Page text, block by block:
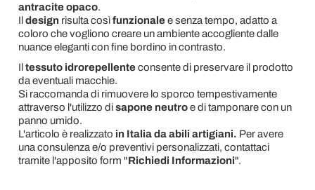
antracite opaco.
Il design risulta cosìfunzionalee senza tempo, adatto a
coloro che vogliono creare un ambiente accogliente dalle
nuance eleganti con fine bordino in contrasto.
Il tessuto idrorepellenteconsente di preservare il prodotto
da eventuali macchie.
Si raccomanda di rimuovere lo sporco tempestivamente
attraverso l'utilizzo disapone neutroe di tamponare con un
panno umido.
L'articolo è realizzato in Italia da abili artigiani. Per avere
una consulenza e/o preventivi personalizzati, contattaci
tramite l'apposito form "Richiedi Informazioni".